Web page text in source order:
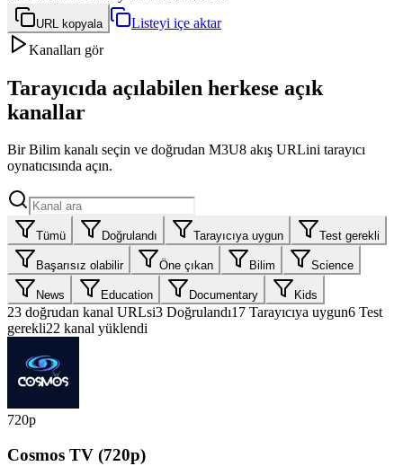
URL kopyala
Listeyi içe aktar
Kanalları gör
Tarayıcıda açılabilen herkese açık
kanallar
Bir Bilim kanalı seçin ve doğrudan M3U8 akış URLini tarayıcı
oynatıcısında açın.
Tümü Doğrulandı Tarayıcıya uygun Test gerekli
Başarısız olabilir Öne çıkan Bilim Science
News Education Documentary Kids
23 doğrudan kanal URLsi3 Doğrulandı17 Tarayıcıya uygun6 Test
gerekli22 kanal yüklendi
720p
Cosmos TV (720p)